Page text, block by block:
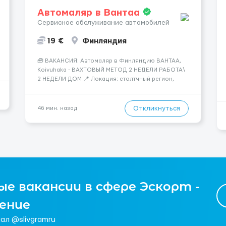
Автомаляр в Вантаа
Сервисное обслуживание автомобилей
19 € Финляндия
🧰 ВАКАНСИЯ: Автомаляр в Финляндию ВАНТАА,
Koivuhaka - ВАХТОВЫЙ МЕТОД 2 НЕДЕЛИ РАБОТА\
2 НЕДЕЛИ ДОМ 📍 Локация: столтчный регион,
брутто 🏠 Жильё: предоставляется БЕСПЛАТНО 📞
46 мин. назад Откликнуться
вакансии в сфере Эскорт -
@slivgramru